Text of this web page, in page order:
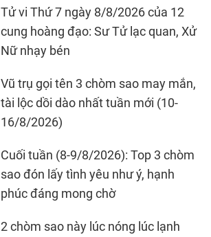
Tử vi Thứ 7 ngày 8/8/2026 của 12
cung hoàng đạo: Sư Tử lạc quan, Xử
Nữ nhạy bén
Vũ trụ gọi tên 3 chòm sao may mắn,
tài lộc dồi dào nhất tuần mới (10-
16/8/2026)
Cuối tuần (8-9/8/2026): Top 3 chòm
sao đón lấy tình yêu như ý, hạnh
phúc đáng mong chờ
2 chòm sao này lúc nóng lúc lạnh